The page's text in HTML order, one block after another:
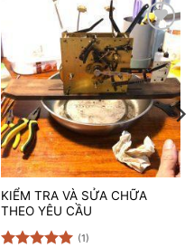
Thêm
vào
yêu
thích
KIỂM TRA VÀ SỬA CHỮA
THEO YÊU CẦU
(1)